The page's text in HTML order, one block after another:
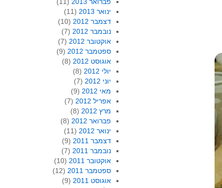
ינואר 2013
(11)
דצמבר 2012
(10)
נובמבר 2012
(7)
אוקטובר 2012
(7)
ספטמבר 2012
(9)
אוגוסט 2012
(8)
יולי 2012
(8)
יוני 2012
(7)
מאי 2012
(9)
אפריל 2012
(7)
מרץ 2012
(8)
פברואר 2012
(8)
ינואר 2012
(11)
דצמבר 2011
(9)
נובמבר 2011
(7)
אוקטובר 2011
(10)
ספטמבר 2011
(12)
אוגוסט 2011
(9)